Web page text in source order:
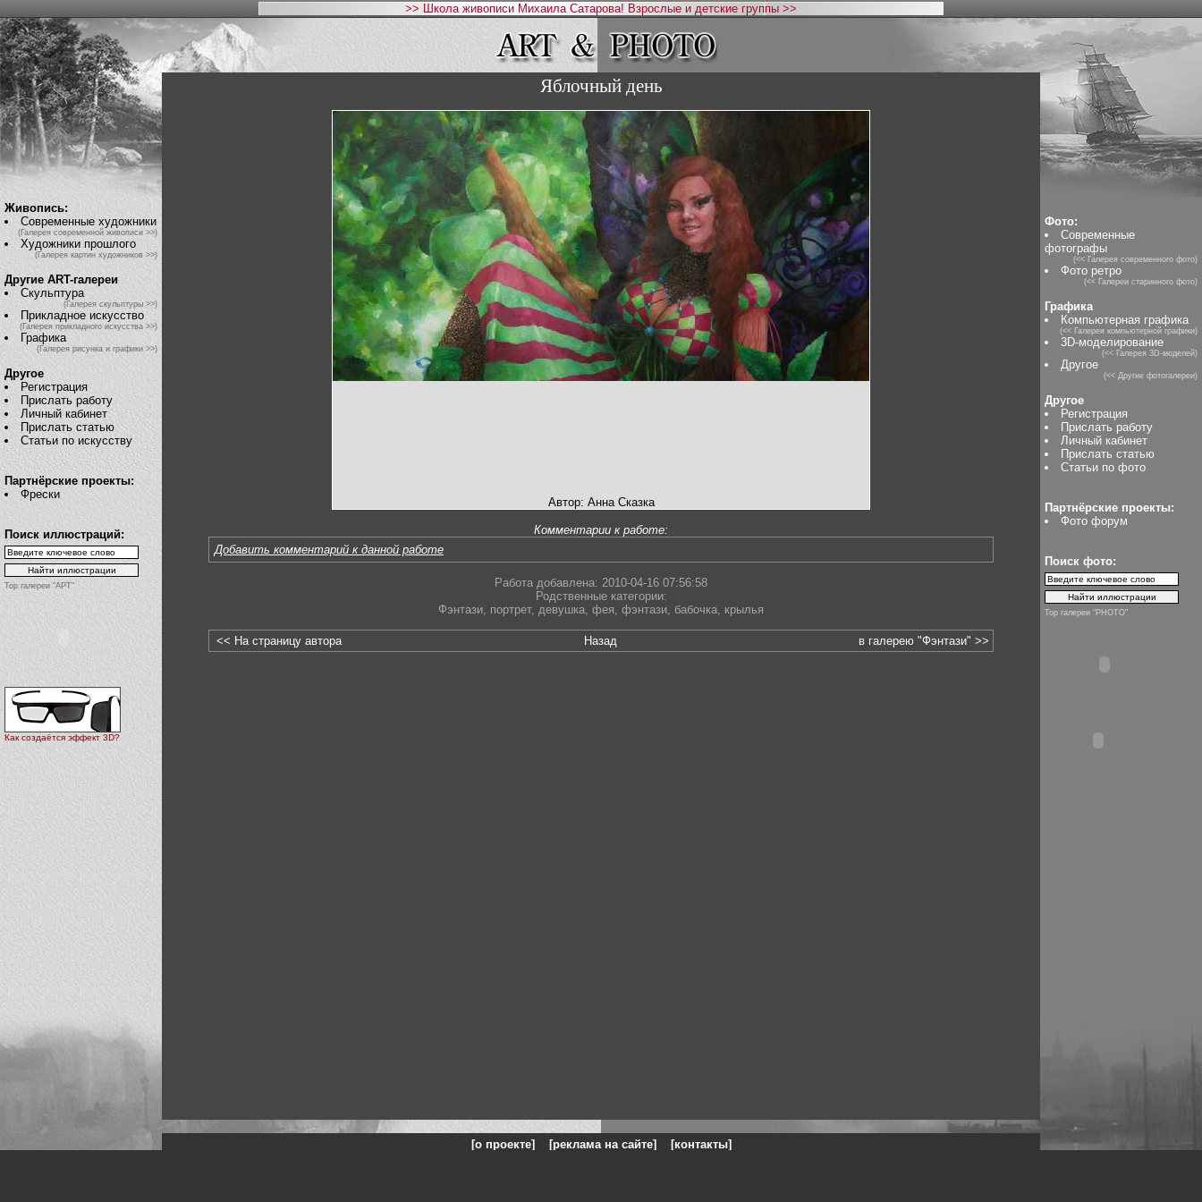
>> Школа живописи Михаила Сатарова! Взрослые и детские группы >>
Живопись:
Современные художники
(Галерея современной живописи >>)
Художники прошлого
(Галерея картин художников >>)
Другие ART-галереи
Скульптура
(Галерея скульптуры >>)
Прикладное искусство
(Галерея прикладного искусства >>)
Графика
(Галерея рисунка и графики >>)
Другое
Регистрация
Прислать работу
Личный кабинет
Прислать статью
Статьи по искусству
Партнёрские проекты:
Фрески
Поиск иллюстраций:
Top галереи "АРТ"
Как создаётся эффект 3D?
Яблочный день
Автор: Анна Сказка
Комментарии к работе:
Добавить комментарий к данной работе
Работа добавлена: 2010-04-16 07:56:58
Родственные категории:
Фэнтази, портрет, девушка, фея, фэнтази, бабочка, крылья
<< На страницу автора Назад в галерею "Фэнтази" >>
Фото:
Современные
фотографы
(<< Галерея современного фото)
Фото ретро
(<< Галереи старинного фото)
Графика
Компьютерная графика
(<< Галерея компьютерной графики)
3D-моделирование
(<< Галерея 3D-моделей)
Другое
(<< Другие фотогалереи)
Другое
Регистрация
Прислать работу
Личный кабинет
Прислать статью
Статьи по фото
Партнёрские проекты:
Фото форум
Поиск фото:
Top галереи "PHOTO"
[о проекте] [реклама на сайте] [контакты]